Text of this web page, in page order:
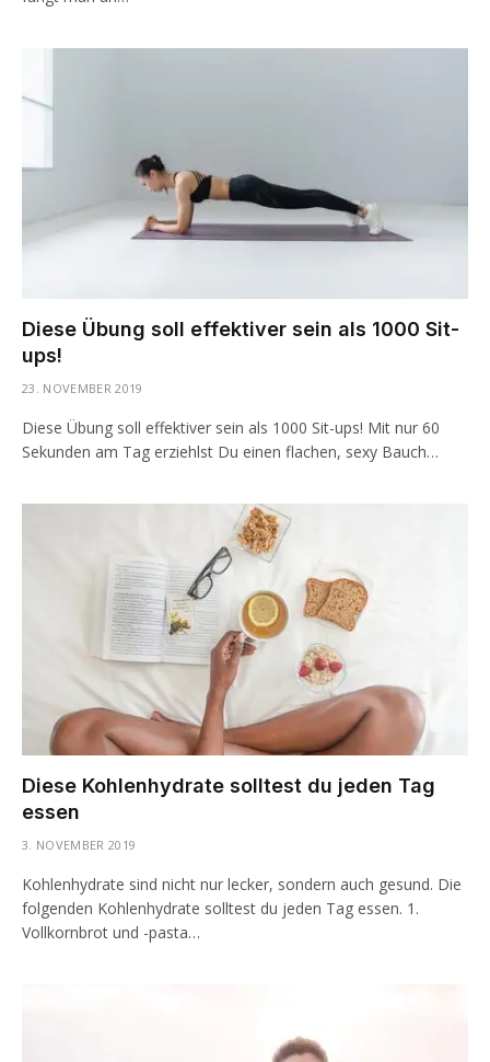
Diese Übung soll effektiver sein als 1000 Sit-
ups!
23. NOVEMBER 2019
Diese Übung soll effektiver sein als 1000 Sit-ups! Mit nur 60
Sekunden am Tag erziehlst Du einen flachen, sexy Bauch…
Diese Kohlenhydrate solltest du jeden Tag
essen
3. NOVEMBER 2019
Kohlenhydrate sind nicht nur lecker, sondern auch gesund. Die
folgenden Kohlenhydrate solltest du jeden Tag essen. 1.
Vollkornbrot und -pasta…